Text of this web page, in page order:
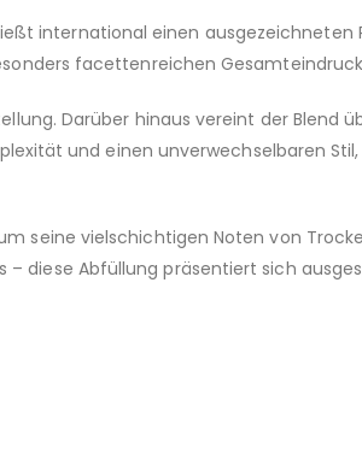
international einen ausgezeichneten
facettenreichen
Darüber hinaus vereint der Blend
und einen unverwechselbaren
seine vielschichtigen Noten von
– diese Abfüllung präsentiert sich